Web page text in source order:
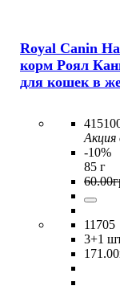
Royal Canin
корм Роял
для кошек в
Акция
-10%
85 г
60.00
11705
3+1
171 .00